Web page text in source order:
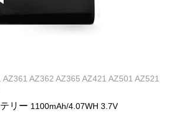
AZ361 AZ362 AZ365 AZ421 AZ501 AZ521
リー 1100mAh/4.07WH 3.7V